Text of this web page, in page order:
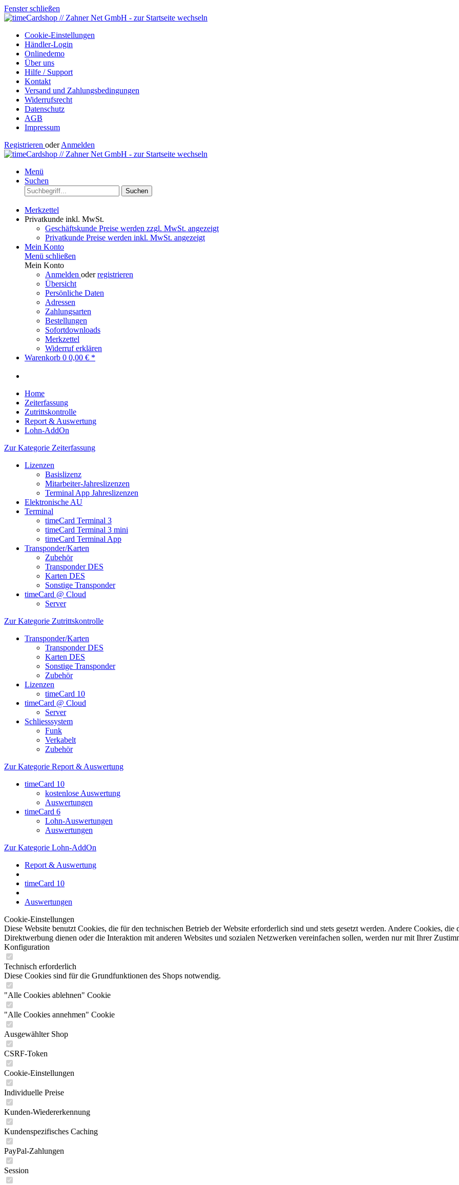
Fenster schließen
Cookie-Einstellungen
Händler-Login
Onlinedemo
Über uns
Hilfe / Support
Kontakt
Versand und Zahlungsbedingungen
Widerrufsrecht
Datenschutz
AGB
Impressum
Registrieren oder Anmelden
Menü
Suchen
Suchen
Merkzettel
Privatkunde inkl. MwSt.
Geschäftskunde Preise werden zzgl. MwSt. angezeigt
Privatkunde Preise werden inkl. MwSt. angezeigt
Mein Konto
Menü schließen
Mein Konto
Anmelden oderregistrieren
Übersicht
Persönliche Daten
Adressen
Zahlungsarten
Bestellungen
Sofortdownloads
Merkzettel
Widerruf erklären
Warenkorb 0 0,00 € *
Home
Zeiterfassung
Zutrittskontrolle
Report & Auswertung
Lohn-AddOn
Zur Kategorie Zeiterfassung
Lizenzen
Basislizenz
Mitarbeiter-Jahreslizenzen
Terminal App Jahreslizenzen
Elektronische AU
Terminal
timeCard Terminal 3
timeCard Terminal 3 mini
timeCard Terminal App
Transponder/Karten
Zubehör
Transponder DES
Karten DES
Sonstige Transponder
timeCard @ Cloud
Server
Zur Kategorie Zutrittskontrolle
Transponder/Karten
Transponder DES
Karten DES
Sonstige Transponder
Zubehör
Lizenzen
timeCard 10
timeCard @ Cloud
Server
Schliesssystem
Funk
Verkabelt
Zubehör
Zur Kategorie Report & Auswertung
timeCard 10
kostenlose Auswertung
Auswertungen
timeCard 6
Lohn-Auswertungen
Auswertungen
Zur Kategorie Lohn-AddOn
Report & Auswertung
timeCard 10
Auswertungen
Cookie-Einstellungen
Diese Website benutzt Cookies, die für den technischen Betrieb der Website erforderlich sind und stets gesetzt werden. Andere Cookies,
Direktwerbung dienen oder die Interaktion mit anderen Websites und sozialen Netzwerken vereinfachen sollen, werden nur mit Ihrer
Konfiguration
Technisch erforderlich
Diese Cookies sind für die Grundfunktionen des Shops notwendig.
"Alle Cookies ablehnen" Cookie
"Alle Cookies annehmen" Cookie
Ausgewählter Shop
CSRF-Token
Cookie-Einstellungen
Individuelle Preise
Kunden-Wiedererkennung
Kundenspezifisches Caching
PayPal-Zahlungen
Session